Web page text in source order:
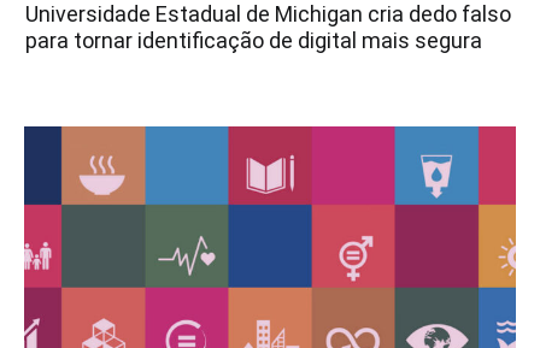
Universidade Estadual de Michigan cria dedo falso
para tornar identificação de digital mais segura